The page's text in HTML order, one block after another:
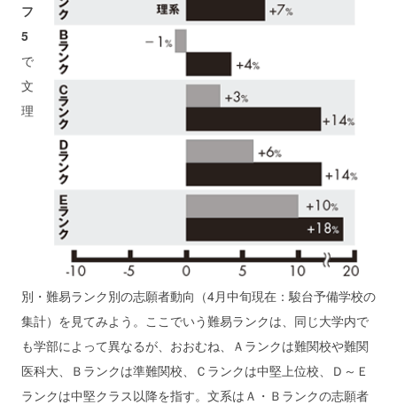
フ
5
で
文
理
別・難易ランク別の志願者動向（4月中旬現在：駿台予備学校の
集計）を見てみよう。ここでいう難易ランクは、同じ大学内で
も学部によって異なるが、おおむね、Ａランクは難関校や難関
医科大、Ｂランクは準難関校、Ｃランクは中堅上位校、Ｄ～Ｅ
ランクは中堅クラス以降を指す。文系はＡ・Ｂランクの志願者